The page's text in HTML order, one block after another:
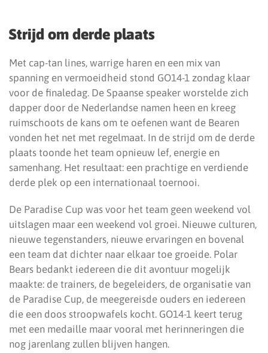
Strijd om derde plaats
Met cap-tan lines, warrige haren en een mix van
spanning en vermoeidheid stond GO14-1 zondag klaar
voor de finaledag. De Spaanse speaker worstelde zich
dapper door de Nederlandse namen heen en kreeg
ruimschoots de kans om te oefenen want de Bearen
vonden het net met regelmaat. In de strijd om de derde
plaats toonde het team opnieuw lef, energie en
samenhang. Het resultaat: een prachtige en verdiende
derde plek op een internationaal toernooi.
De Paradise Cup was voor het team geen weekend vol
uitslagen maar een weekend vol groei. Nieuwe culturen,
nieuwe tegenstanders, nieuwe ervaringen en bovenal
een team dat dichter naar elkaar toe groeide. Polar
Bears bedankt iedereen die dit avontuur mogelijk
maakte: de trainers, de begeleiders, de organisatie van
de Paradise Cup, de meegereisde ouders en iedereen
die een doos stroopwafels kocht. GO14-1 keert terug
met een medaille maar vooral met herinneringen die
nog jarenlang zullen blijven hangen.